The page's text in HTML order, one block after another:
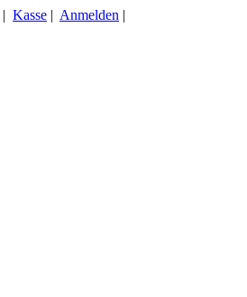
| Kasse | Anmelden |